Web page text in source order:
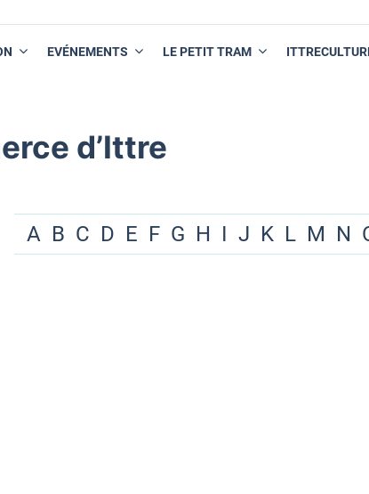
EVÉNEMENTS LE PETIT TRAM
d’Ittre
A B C D E F G H I J K L M N